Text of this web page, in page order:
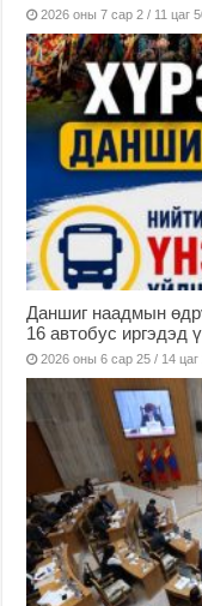
2026 оны 7 сар 2 / 11 цаг
Даншиг наадмын
16 автобус иргэдэд
2026 оны 6 сар 25 / 14